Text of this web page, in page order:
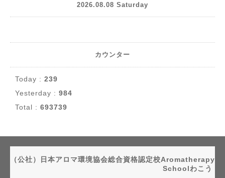
2026.08.08 Saturday
カウンター
Today : 239
Yesterday : 984
Total : 693739
（公社）日本アロマ環境協会総合資格認定校Aromatherapy
Schoolわこう